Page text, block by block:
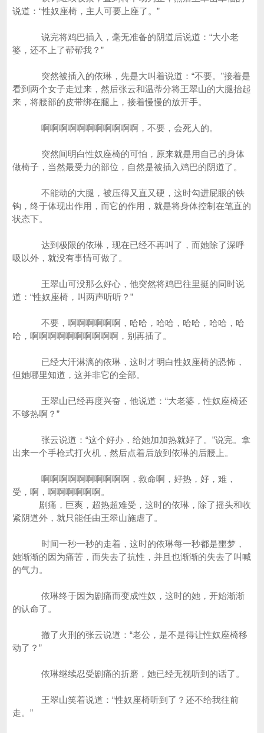
说道：“性奴座椅，主人可要上座了。”
说完将鸡巴插入，毫无准备的阴道后说道：“大小老
婆，还不上了帮帮我？”
突然被插入的依琳，先是大叫着说道：“不要。”接着是
看到两个女子走过来，然后张云和温蒂分将王翠山的大腿抬起
来，将腰部的皮带绑在腿上，接着慢慢的放开手。
啊啊啊啊啊啊啊啊啊啊啊，不要，会死人的。
突然间明白性奴座椅的可怕，原来就是用自己的身体
做椅子，当然最受力的部位，自然是被插入鸡巴的阴道了。
不能动的大腿，被压得又直又硬，这时勾进屁眼的铁
钩，终于体现出作用，而它的作用，就是将身体控制在笔直的
状态下。
达到极限的依琳，现在已经不再叫了，而她除了深呼
吸以外，就没有事情可做了。
王翠山可没那么好心，他突然将鸡巴往里挺的同时说
道：“性奴座椅，叫两声听听？”
不要，啊啊啊啊啊啊，哈哈，哈哈，哈哈，哈哈，哈
哈，啊啊啊啊啊啊啊啊啊啊，别再插了。
已经大汗淋漓的依琳，这时才明白性奴座椅的恐怖，
但她哪里知道，这并非它的全部。
王翠山已经再度兴奋，他说道：“大老婆，性奴座椅还
不够热啊？”
张云说道：“这个好办，给她加加热就好了。”说完。拿
出来一个手枪式打火机，然后点着后放到依琳的后腰上。
啊啊啊啊啊啊啊啊啊啊，救命啊，好热，好，难，
受，啊，啊啊啊啊啊啊。
剧痛，巨爽，超热超难受，这时的依琳，除了摇头和收
紧阴道外，就只能任由王翠山施虐了。
时间一秒一秒的走着，这时的依琳每一秒都是噩梦，
她渐渐的因为痛苦，而失去了抗性，并且也渐渐的失去了叫喊
的气力。
依琳终于因为剧痛而变成性奴，这时的她，开始渐渐
的认命了。
撤了火刑的张云说道：“老公，是不是得让性奴座椅移
动了？”
依琳继续忍受剧痛的折磨，她已经无视听到的话了。
王翠山笑着说道：“性奴座椅听到了？还不给我往前
走。”